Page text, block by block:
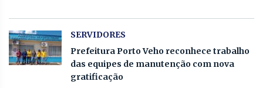
SERVIDORES
Prefeitura Porto Veho reconhece trabalho
das equipes de manutenção com nova
gratificação